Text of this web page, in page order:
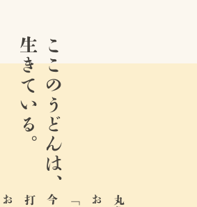
ここのうどんは、
生きている。